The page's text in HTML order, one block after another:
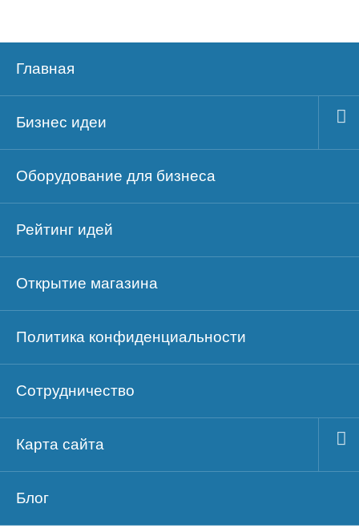
Главная
Бизнес идеи
Оборудование для бизнеса
Рейтинг идей
Открытие магазина
Политика конфиденциальности
Сотрудничество
Карта сайта
Блог